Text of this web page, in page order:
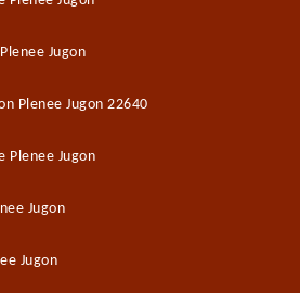
Jugon
Plenee Jugon 22640
Plenee Jugon
Jugon
Jugon